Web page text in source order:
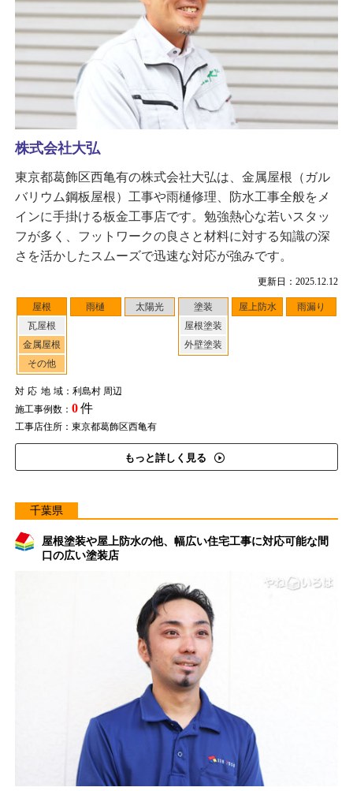
更新日：2025.12.12
屋根
瓦屋根
金属屋根
その他
雨樋 太陽光
塗装
屋根塗装
外壁塗装
屋上防水 雨漏り
対応地域：利島村 周辺
施工事例数： 0件
工事店住所：東京都葛飾区西亀有
もっと詳しく見る
株式会社大弘
東京都葛飾区西亀有の株式会社大弘は、金属屋根（ガル
バリウム鋼板屋根）工事や雨樋修理、防水工事全般をメ
インに手掛ける板金工事店です。勉強熱心な若いスタッ
フが多く、フットワークの良さと材料に対する知識の深
さを活かしたスムーズで迅速な対応が強みです。
千葉県
屋根塗装や屋上防水の他、幅広い住宅工事に対応可能な間
口の広い塗装店